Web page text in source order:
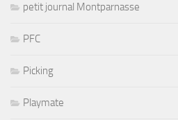
petit journal Montparnasse
PFC
Picking
Playmate